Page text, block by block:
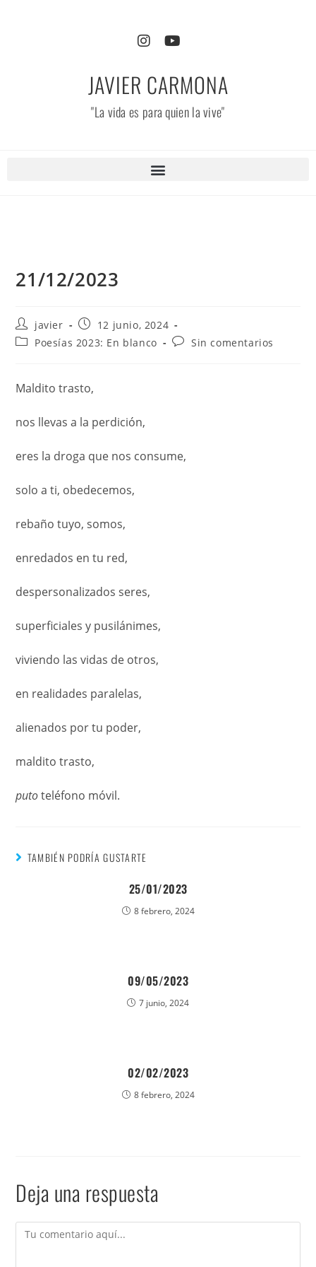
JAVIER CARMONA
"La vida es para quien la vive"
21/12/2023
javier
12 junio, 2024
Poesías 2023: En blanco
Sin comentarios
Maldito trasto,
nos llevas a la perdición,
eres la droga que nos consume,
solo a ti, obedecemos,
rebaño tuyo, somos,
enredados en tu red,
despersonalizados seres,
superficiales y pusilánimes,
viviendo las vidas de otros,
en realidades paralelas,
alienados por tu poder,
maldito trasto,
putoteléfono móvil.
TAMBIÉN PODRÍA GUSTARTE
25/01/2023
8 febrero, 2024
09/05/2023
7 junio, 2024
02/02/2023
8 febrero, 2024
Deja una respuesta